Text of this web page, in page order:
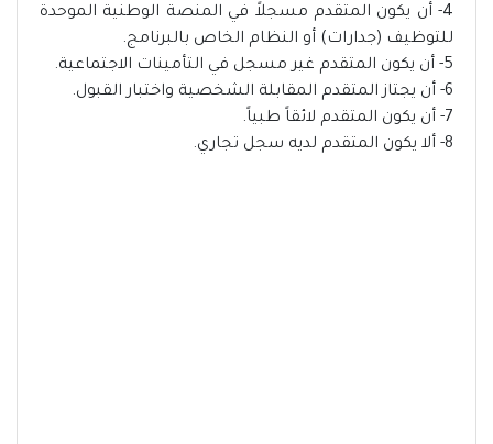
4- أن يكون المتقدم مسجلاً في المنصة الوطنية الموحدة
للتوظيف (جدارات) أو النظام الخاص بالبرنامج.
5- أن يكون المتقدم غير مسجل في التأمينات الاجتماعية.
6- أن يجتاز المتقدم المقابلة الشخصية واختبار القبول.
7- أن يكون المتقدم لائقاً طبياً.
8- ألا يكون المتقدم لديه سجل تجاري.